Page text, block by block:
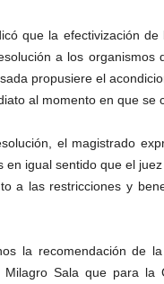
que la efectivización
a los
propusiere el
al momento en que se
el magistrado
en igual sentido que el
a las restricciones y
la recomendación de
Sala que para la